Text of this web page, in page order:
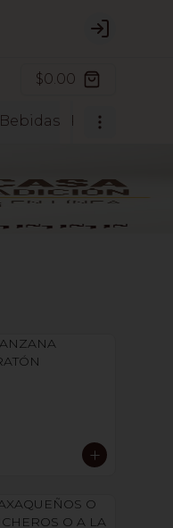
Login
$0.00
Bebidas Postres